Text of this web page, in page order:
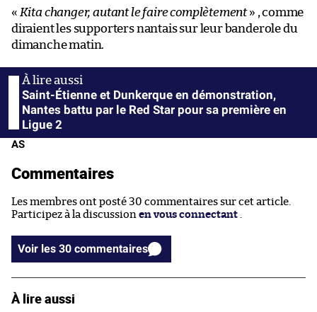
« Kita changer, autant le faire complètement» , comme
diraient les supporters nantais sur leur banderole du
dimanche matin.
Saint-Étienne et Dunkerque en démonstration,
Nantes battu par le Red Star pour sa première en
Ligue 2
AS
Commentaires
Les membres ont posté 30 commentaires sur cet article.
Participez à la discussion en vous connectant
Voir les 30 commentaires
À lire aussi